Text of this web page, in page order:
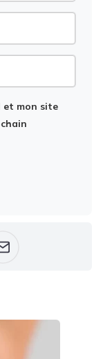
et mon site